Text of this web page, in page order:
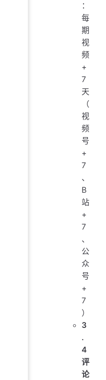
：
每
期
视
频
+
7
天
（
视
频
号
+
7
、
B
站
+
7
、
公
众
号
+
7
）
3
.
4
评
论